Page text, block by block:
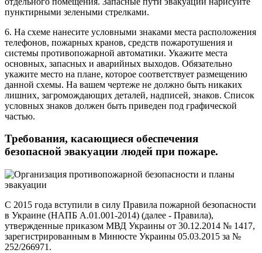
пунктирными зелеными стрелками.
6. На схеме нанесите условными знаками места расположения
телефонов, пожарных кранов, средств пожаротушения и
системы противопожарной автоматики. Укажите места
основных, запасных и аварийных выходов. Обязательно
укажите место на плане, которое соответствует размещению
данной схемы. На вашем чертеже не должно быть никаких
лишних, загромождающих деталей, надписей, знаков. Список
условных знаков должен быть приведен под графической
частью.
Требования, касающиеся обеспечения
безопасной эвакуации людей при пожаре.
С 2015 года вступили в силу Правила пожарной безопасности
в Украине (НАПБ А.01.001-2014) (далее - Правила),
утвержденные приказом МВД Украины от 30.12.2014 № 1417,
зарегистрированным в Минюсте Украины 05.03.2015 за №
252/266971.